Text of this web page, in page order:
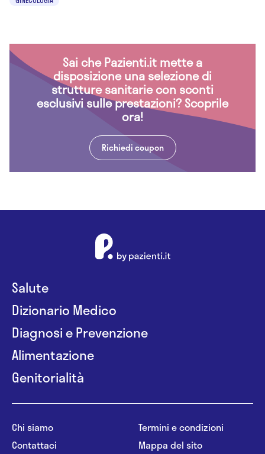
Sai che Pazienti.it mette a
disposizione una selezione di
strutture sanitarie con sconti
esclusivi sulle prestazioni? Scoprile
ora!
Richiedi coupon
Salute
Dizionario Medico
Diagnosi e Prevenzione
Alimentazione
Genitorialità
Chi siamo
Contattaci
Termini e condizioni
Mappa del sito